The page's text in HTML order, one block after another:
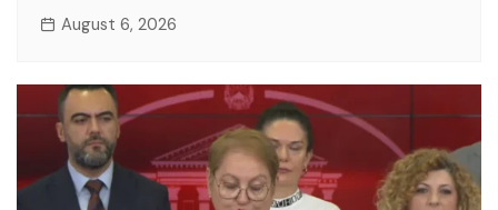
August 6, 2026